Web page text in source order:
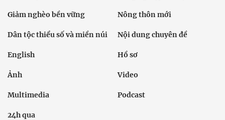
Giảm nghèo bền vững Nông thôn mới
Dân tộc thiểu số và miền núi Nội dung chuyên đề
English Hồ sơ
Ảnh Video
Multimedia Podcast
24h qua